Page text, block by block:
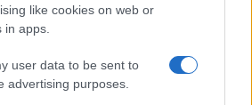
like cookies on web or
apps.
user data to be sent to
advertising purposes.
Great Place to Work
Ελλάδα